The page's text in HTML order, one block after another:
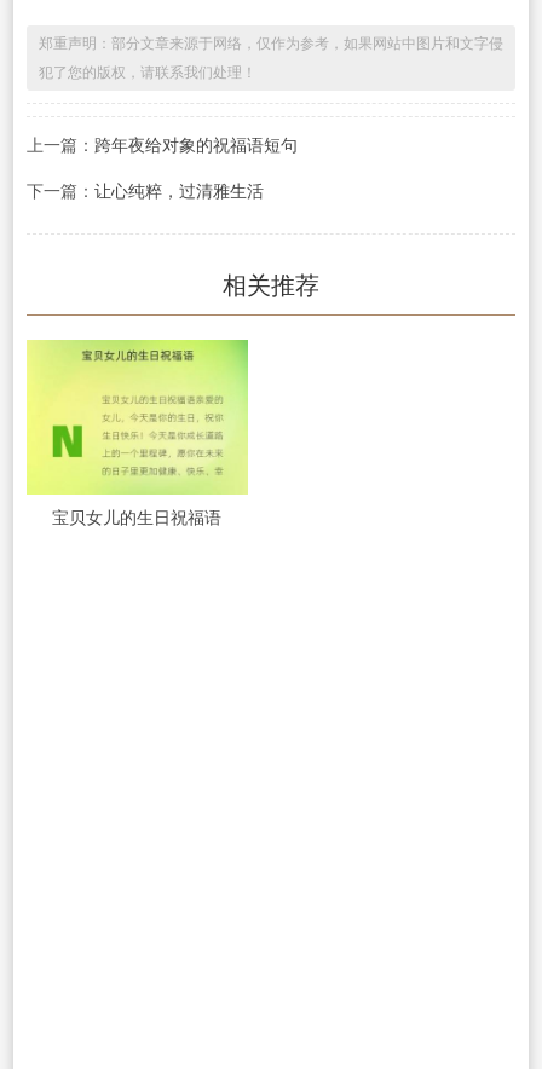
郑重声明：部分文章来源于网络，仅作为参考，如果网站中图片和文字侵
犯了您的版权，请联系我们处理！
上一篇： 跨年夜给对象的祝福语短句
下一篇： 让心纯粹，过清雅生活
相关推荐
宝贝女儿的生日祝福语